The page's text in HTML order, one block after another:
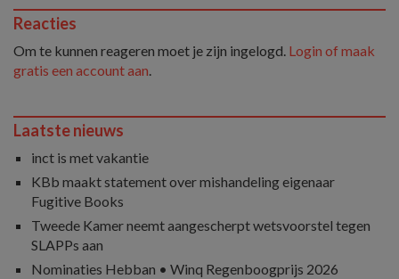
Reacties
Om te kunnen reageren moet je zijn ingelogd. Login of maak
gratis een account aan.
Laatste nieuws
inct is met vakantie
KBb maakt statement over mishandeling eigenaar
Fugitive Books
Tweede Kamer neemt aangescherpt wetsvoorstel tegen
SLAPPs aan
Nominaties Hebban • Winq Regenboogprijs 2026